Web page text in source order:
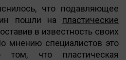
что подавляющее
пошли на пластические
в известность своих
мнению специалистов это
том, что пластическая